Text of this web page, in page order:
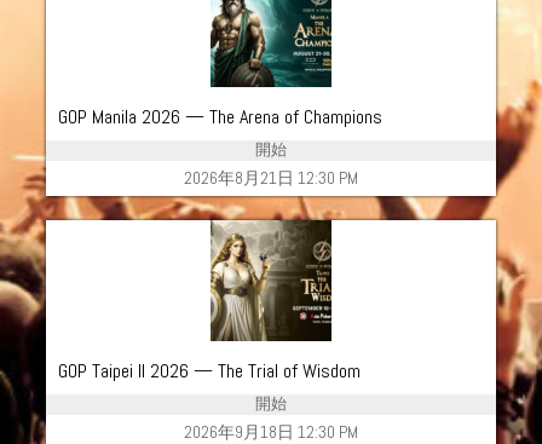
GOP Manila 2026 — The Arena of Champions
開始
2026年8月21日 12:30 PM
GOP Taipei II 2026 — The Trial of Wisdom
開始
2026年9月18日 12:30 PM